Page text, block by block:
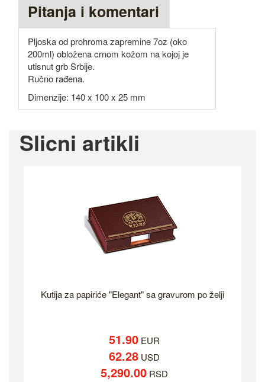
Pitanja i komentari
Pljoska od prohroma zapremine 7oz (oko
200ml) obložena crnom kožom na kojoj je
utisnut grb Srbije.
Ručno rađena.
Dimenzije: 140 x 100 x 25 mm
Slicni artikli
Kutija za papiriće "Elegant" sa gravurom po želji
51.90EUR
62.28USD
5,290.00RSD